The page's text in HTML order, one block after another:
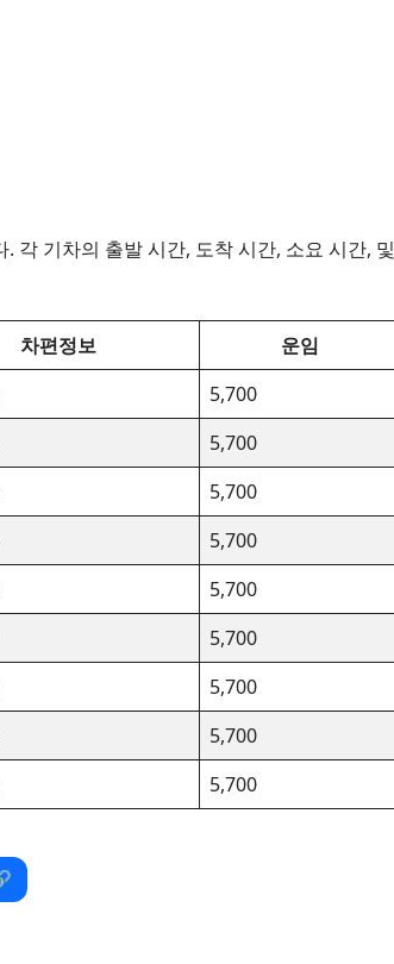
각 기차의 출발 시간, 도착 시간, 소요 시간, 및
차편정보
운임
5,700
5,700
5,700
5,700
5,700
5,700
5,700
5,700
5,700